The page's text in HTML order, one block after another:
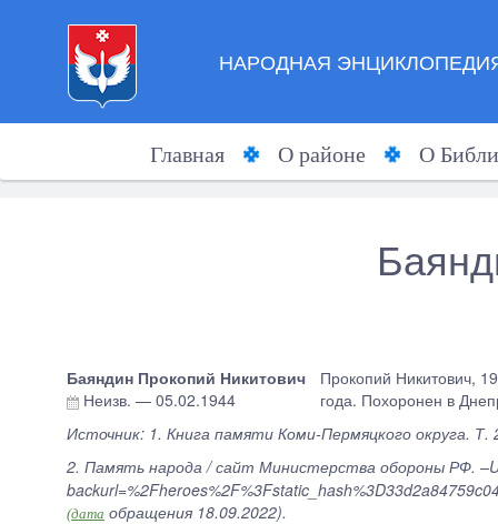
НАРОДНАЯ
Главная О районе О
Баяндин Прокопий Никитович
Неизв. — 05.02.1944
Прокопий Никитович,
года. Похоронен в
Источник: 1. Книга памяти Коми-Пермяцкого округа.
2. Память народа / сайт Министерства обороны РФ.
(дата обращения 18.09.2022).